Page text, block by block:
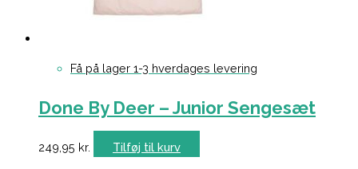
Få på lager 1-3 hverdages levering
Done By Deer – Junior Sengesæt
249,95 kr. Tilføj til kurv